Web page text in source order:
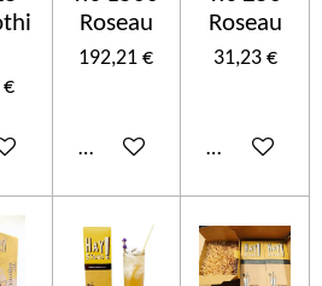
€
au panier
Roseau
192,21 €
Ajouter au panier
Roseau
31,23 €
Ajouter au